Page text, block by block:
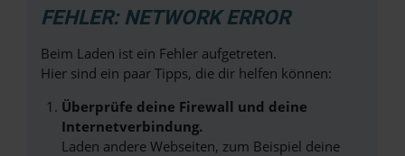
FEHLER: NETWORK ERROR
Beim Laden ist ein Fehler aufgetreten.
Hier sind ein paar Tipps, die dir helfen können:
Überprüfe deine Firewall und deine
Internetverbindung.
Laden andere Webseiten, zum Beispiel deine